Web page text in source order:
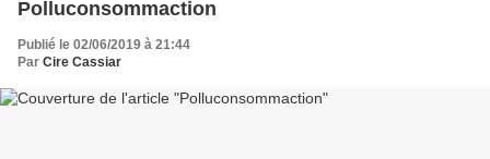
Polluconsommaction
Publié le 02/06/2019 à 21:44
Par Cire Cassiar